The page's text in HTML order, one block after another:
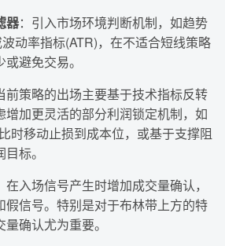
器：引入市场环境判断机制，如趋势
动率指标(ATR)，在不适合短线策略
避免交易。
前策略的出场主要基于技术指标反转
增加更灵活的部分利润锁定机制，如
时移动止损到成本位，或基于支撑阻
标。
在入场信号产生时增加成交量确认，
假信号。特别是对于布林带上方的特
确认尤为重要。